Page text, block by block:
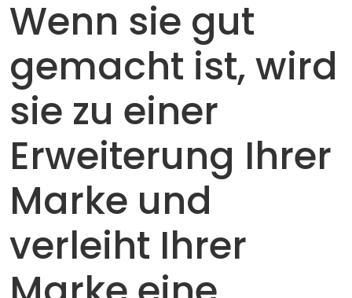
Wenn sie gut
gemacht ist, wird
sie zu einer
Erweiterung Ihrer
Marke und
verleiht Ihrer